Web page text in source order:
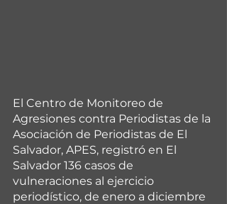
El Centro de Monitoreo de
Agresiones contra Periodistas de la
Asociación de Periodistas de El
Salvador, APES, registró en El
Salvador 136 casos de
vulneraciones al ejercicio
periodístico, de enero a diciembre